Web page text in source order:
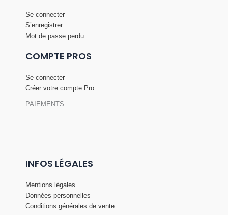
Se connecter
S’enregistrer
Mot de passe perdu
COMPTE PROS
Se connecter
Créer votre compte Pro
PAIEMENTS
INFOS LÉGALES
Mentions légales
Données personnelles
Conditions générales de vente